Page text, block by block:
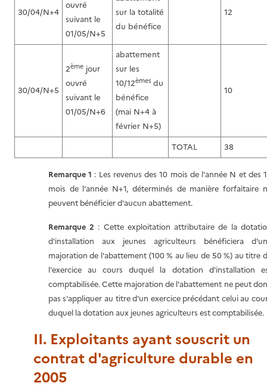
30/04/N+4
ouvré
suivant le
01/05/N+5
sur la totalité
du bénéfice
12
30/04/N+5
2ème jour
ouvré
suivant le
01/05/N+6
abattement
sur les
10/12èmesdu
bénéfice
(mai N+4 à
février N+5)
10
TOTAL 38
Remarque 1 : Les revenus des 10 mois de l'année N et des
mois de l'année N+1, déterminés de manière forfaitaire
peuvent bénéficier d'aucun abattement.
Remarque 2 : Cette exploitation attributaire de la
d'installation aux jeunes agriculteurs bénéficiera
majoration de l'abattement (100 % au lieu de 50 %) au titre
l'exercice au cours duquel la dotation d'installation
comptabilisée. Cette majoration de l'abattement ne peut
pas s'appliquer au titre d'un exercice précédant celui au
duquel la dotation aux jeunes agriculteurs est comptabilisée.
II. Exploitants ayant souscrit un
contrat d'agriculture durable en
2005